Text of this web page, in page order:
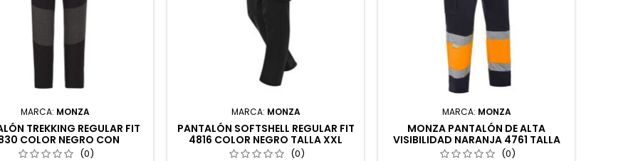
MARCA: MONZA
TREKKING REGULAR FIT
COLOR NEGRO CON
REFLECTANTE TALLA S
(0)
MARCA: MONZA
PANTALÓN SOFTSHELL REGULAR FIT
4816 COLOR NEGRO TALLA XXL
(0)
MARCA: MONZA
MONZA PANTALÓN DE ALTA
VISIBILIDAD NARANJA 4761 TALLA
52-54
(0)